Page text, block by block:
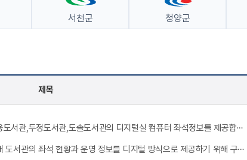
서천군 청양군
제목
천안시 중앙도서관,신방도서관,청수도서관,쌍용도서관,두정도서관,도솔도서관의 디지털실 컴퓨터 좌석정보를 제공합니다.
시설의 기본 정보를 확인할 수 있으며, 좌석정보와 시간정보는 열람실·스터디룸 등 좌석의 이용 가능 여부와 운영 시간을 파악하는 데 활용됩니다. 본 데이터는 시민의 도서관 좌석 이용 편의를 높이고, 도서관 운영 효율화를 위한 기초자료로 활용될 수 있습니다.